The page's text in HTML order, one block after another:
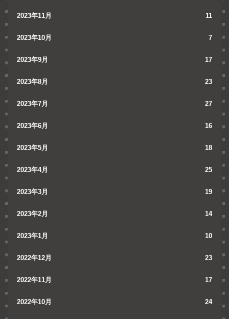
2023年11月 11
2023年10月 7
2023年9月 17
2023年8月 23
2023年7月 27
2023年6月 16
2023年5月 18
2023年4月 25
2023年3月 19
2023年2月 14
2023年1月 10
2022年12月 23
2022年11月 17
2022年10月 24